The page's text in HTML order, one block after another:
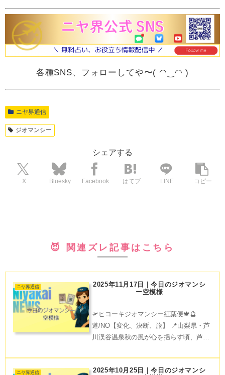
各種SNS、フォローしてや〜( ◠‿◠ )
ニヤ界通信
ジオマンシー
シェアする
X Bluesky Facebook はてブ LINE コピー
😈 関連ズレ記事はこちら
ニヤ界通信
2025年11月17日｜今日のジオマンシ
ー空模様
🛫ヒコーキジオマンシー紅葉便🍁🔮
道/NO【変化、決断、旅】 📍山梨県・芦
川渓谷温泉秋の風が心を揺らす頃、芦川
少し横に置いて、紅葉に彩られた露天風
呂で胸いっぱいの深呼吸を。でも迷いの
ニヤ界通信
2025年10月25日｜今日のジオマンシ